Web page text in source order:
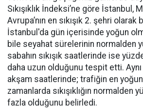
Sıkışıklık İndeksi’ne göre İstanbul,
Avrupa’nın en sıkışık 2. şehri
İstanbul'da gün içerisinde yoğun
bile seyahat sürelerinin normalden
sabahın sıkışık saatlerinde ise
daha uzun olduğunu tespit etti. Aynı
akşam saatlerinde; trafiğin en
zamanlarda sıkışıklığın normalden
fazla olduğunu belirledi.